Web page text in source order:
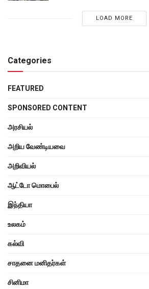
LOAD MORE
Categories
FEATURED
SPONSORED CONTENT
அரசியல்
அறிய வேண்டியவை
அறிவியல்
ஆட்டோ மொபைல்
இந்தியா
உலகம்
கல்வி
சாதனை மனிதர்கள்
சினிமா